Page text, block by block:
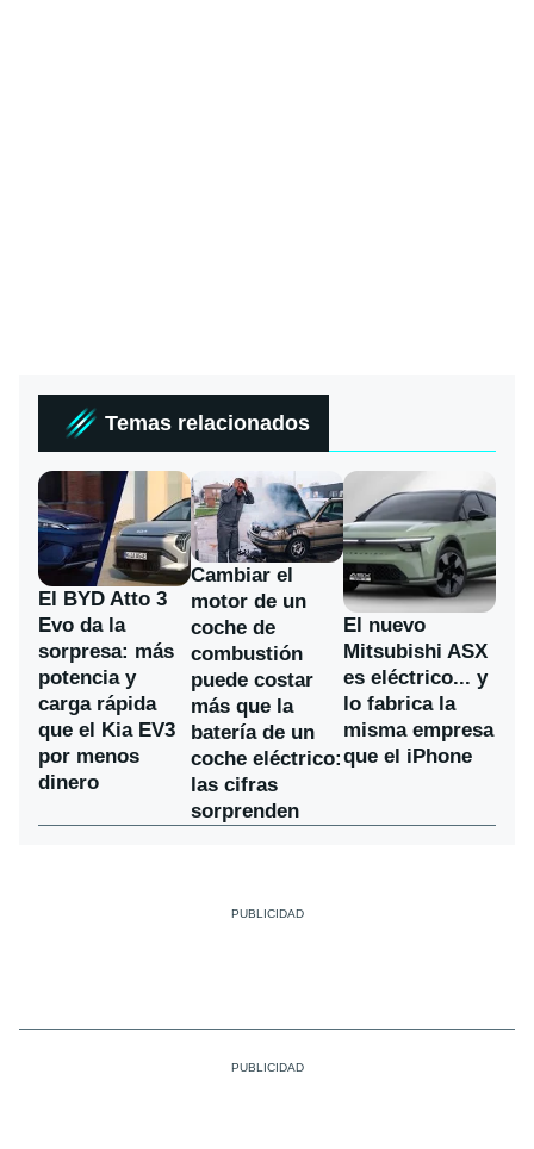
Temas relacionados
El BYD Atto 3
Evo da la
sorpresa: más
potencia y
carga rápida
que el Kia EV3
por menos
dinero
Cambiar el
motor de un
coche de
combustión
puede costar
más que la
batería de un
coche eléctrico:
las cifras
sorprenden
El nuevo
Mitsubishi ASX
es eléctrico... y
lo fabrica la
misma empresa
que el iPhone